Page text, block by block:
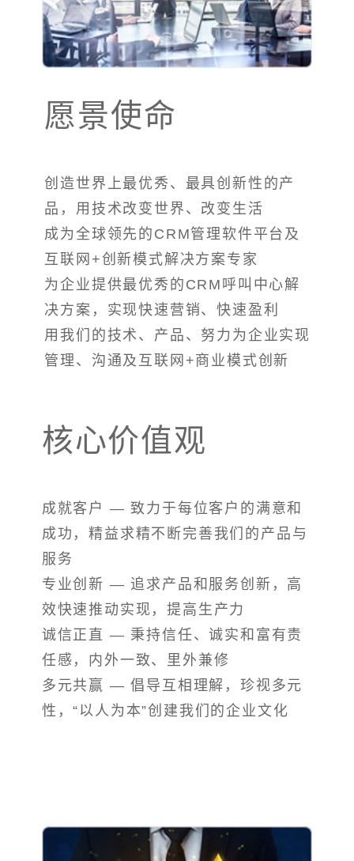
愿景使命
创造世界上最优秀、最具创新性的产
品，用技术改变世界、改变生活
成为全球领先的CRM管理软件平台及
互联网+创新模式解决方案专家
为企业提供最优秀的CRM呼叫中心解
决方案，实现快速营销、快速盈利
用我们的技术、产品、努力为企业实现
管理、沟通及互联网+商业模式创新
核心价值观
成就客户 — 致力于每位客户的满意和
成功，精益求精不断完善我们的产品与
服务
专业创新 — 追求产品和服务创新，高
效快速推动实现，提高生产力
诚信正直 — 秉持信任、诚实和富有责
任感，内外一致、里外兼修
多元共赢 — 倡导互相理解，珍视多元
性，“以人为本”创建我们的企业文化